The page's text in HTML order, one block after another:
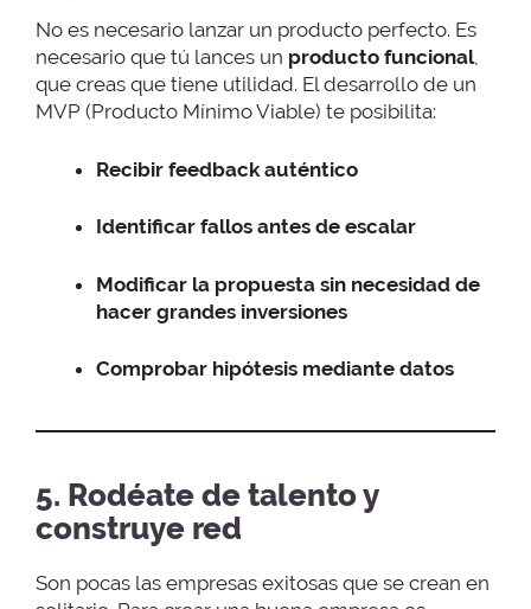
No es necesario lanzar un producto perfecto. Es
necesario que tú lances un producto funcional,
que creas que tiene utilidad. El desarrollo de un
MVP (Producto Mínimo Viable) te posibilita:
Recibir feedback auténtico
Identificar fallos antes de escalar
Modificar la propuesta sin necesidad de
hacer grandes inversiones
Comprobar hipótesis mediante datos
5. Rodéate de talento y
construye red
Son pocas las empresas exitosas que se crean en